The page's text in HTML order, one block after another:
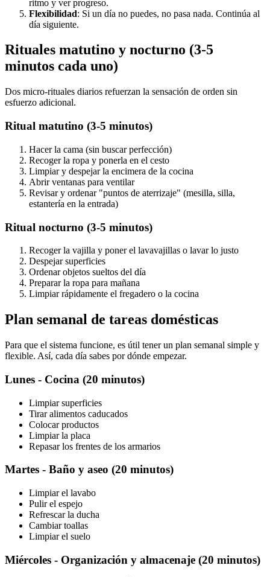
ritmo y ver progreso.
Flexibilidad: Si un día no puedes, no pasa nada. Continúa al
día siguiente.
Rituales matutino y nocturno (3-5
minutos cada uno)
Dos micro-rituales diarios refuerzan la sensación de orden sin
esfuerzo adicional.
Ritual matutino (3-5 minutos)
Hacer la cama (sin buscar perfección)
Recoger la ropa y ponerla en el cesto
Limpiar y despejar la encimera de la cocina
Abrir ventanas para ventilar
Revisar y ordenar "puntos de aterrizaje" (mesilla, silla,
estantería en la entrada)
Ritual nocturno (3-5 minutos)
Recoger la vajilla y poner el lavavajillas o lavar lo justo
Despejar superficies
Ordenar objetos sueltos del día
Preparar la ropa para mañana
Limpiar rápidamente el fregadero o la cocina
Plan semanal de tareas domésticas
Para que el sistema funcione, es útil tener un plan semanal simple y
flexible. Así, cada día sabes por dónde empezar.
Lunes - Cocina (20 minutos)
Limpiar superficies
Tirar alimentos caducados
Colocar productos
Limpiar la placa
Repasar los frentes de los armarios
Martes - Baño y aseo (20 minutos)
Limpiar el lavabo
Pulir el espejo
Refrescar la ducha
Cambiar toallas
Limpiar el suelo
Miércoles - Organización y almacenaje (20 minutos)